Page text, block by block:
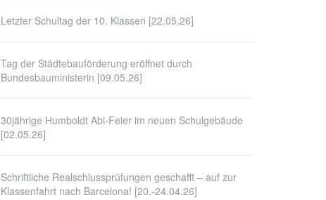
Letzter Schultag der 10. Klassen [22.05.26]
Tag der Städtebauförderung eröffnet durch
Bundesbauministerin [09.05.26]
30jährige Humboldt Abi-Feier im neuen Schulgebäude
[02.05.26]
Schriftliche Realschlussprüfungen geschafft – auf zur
Klassenfahrt nach Barcelona! [20.-24.04.26]